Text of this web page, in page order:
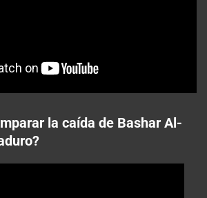
la caída de Bashar Al-